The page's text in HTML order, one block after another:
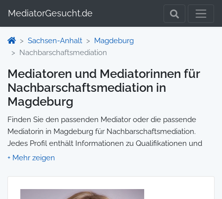
MediatorGesucht.de
Sachsen-Anhalt
Magdeburg
Nachbarschaftsmediation
Mediatoren und Mediatorinnen für
Nachbarschaftsmediation in
Magdeburg
Finden Sie den passenden Mediator oder die passende
Mediatorin in Magdeburg für Nachbarschaftsmediation.
Jedes Profil enthält Informationen zu Qualifikationen und
Spezialisierungen, sodass Sie gezielt die richtige Person für
Wir selbst vermitteln keine Mediationen, sondern stellen die
Plattform zur Verfügung, um Ihnen die Suche zu erleichtern.